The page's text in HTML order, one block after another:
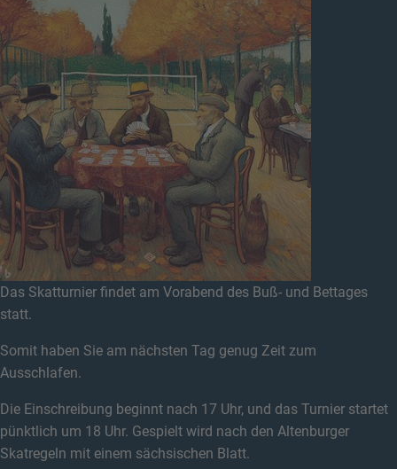
Das Skatturnier findet am Vorabend des Buß- und Bettages
statt.
Somit haben Sie am nächsten Tag genug Zeit zum
Ausschlafen.
Die Einschreibung beginnt nach 17 Uhr, und das Turnier startet
pünktlich um 18 Uhr. Gespielt wird nach den Altenburger
Skatregeln mit einem sächsischen Blatt.